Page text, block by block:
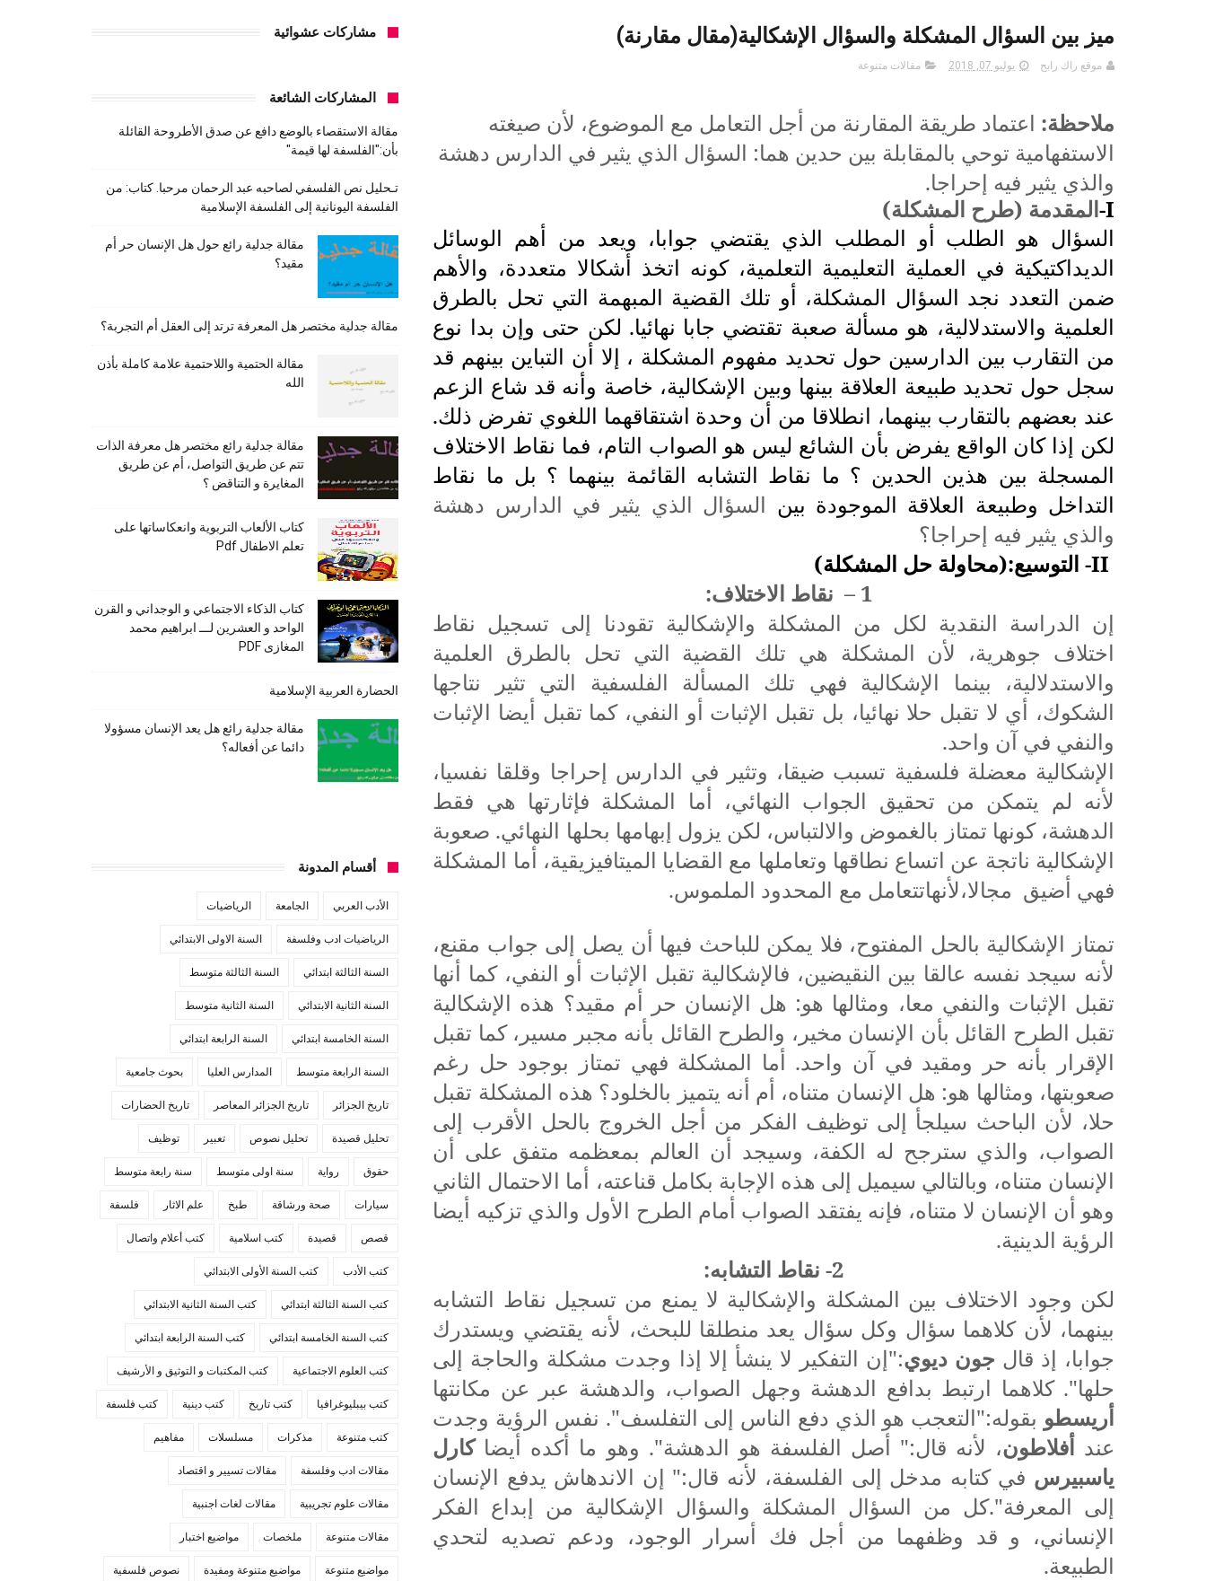
ميز بين السؤال المشكلة والسؤال الإشكالية(مقال مقارنة)
موقع راك رابح يوليو 07, 2018 مقالات متنوعة
ملاحظة: اعتماد طريقة المقارنة من أجل التعامل مع الموضوع، لأن صيغته
الاستفهامية توحي بالمقابلة بين حدين هما: السؤال الذي يثير في الدارس دهشة
والذي يثير فيه إحراجا.
I
-المقدمة (طرح المشكلة)
السؤال هو الطلب أو المطلب الذي يقتضي جوابا، ويعد من أهم الوسائل
الديداكتيكية في العملية التعليمية التعلمية، كونه اتخذ أشكالا متعددة، والأهم
ضمن التعدد نجد السؤال المشكلة، أو تلك القضية المبهمة التي تحل بالطرق
العلمية والاستدلالية، هو مسألة صعبة تقتضي جابا نهائيا. لكن حتى وإن بدا نوع
من التقارب بين الدارسين حول تحديد مفهوم المشكلة ، إلا أن التباين بينهم قد
سجل حول تحديد طبيعة العلاقة بينها وبين الإشكالية، خاصة وأنه قد شاع الزعم
عند بعضهم بالتقارب بينهما، انطلاقا من أن وحدة اشتقاقهما اللغوي تفرض ذلك.
لكن إذا كان الواقع يفرض بأن الشائع ليس هو الصواب التام، فما نقاط الاختلاف
المسجلة بين هذين الحدين ؟ ما نقاط التشابه القائمة بينهما ؟ بل ما نقاط
التداخل وطبيعة العلاقة الموجودة بين السؤال الذي يثير في الدارس دهشة
والذي يثير فيه إحراجا؟
II
- التوسيع:(محاولة حل المشكلة)
1 –
نقاط الاختلاف:
إن الدراسة النقدية لكل من المشكلة والإشكالية تقودنا إلى تسجيل نقاط
اختلاف جوهرية، لأن المشكلة هي تلك القضية التي تحل بالطرق العلمية
والاستدلالية، بينما الإشكالية فهي تلك المسألة الفلسفية التي تثير نتاجها
الشكوك، أي لا تقبل حلا نهائيا، بل تقبل الإثبات أو النفي، كما تقبل أيضا الإثبات
والنفي في آن واحد.
الإشكالية معضلة فلسفية تسبب ضيقا، وتثير في الدارس إحراجا وقلقا نفسيا،
لأنه لم يتمكن من تحقيق الجواب النهائي، أما المشكلة فإثارتها هي فقط
الدهشة، كونها تمتاز بالغموض والالتباس، لكن يزول إبهامها بحلها النهائي. صعوبة
الإشكالية ناتجة عن اتساع نطاقها وتعاملها مع القضايا الميتافيزيقية، أما المشكلة
فهي أضيق مجالا،لأنهاتتعامل مع المحدود الملموس.
تمتاز الإشكالية بالحل المفتوح، فلا يمكن للباحث فيها أن يصل إلى جواب مقنع،
لأنه سيجد نفسه عالقا بين النقيضين، فالإشكالية تقبل الإثبات أو النفي، كما أنها
تقبل الإثبات والنفي معا، ومثالها هو: هل الإنسان حر أم مقيد؟ هذه الإشكالية
تقبل الطرح القائل بأن الإنسان مخير، والطرح القائل بأنه مجبر مسير، كما تقبل
الإقرار بأنه حر ومقيد في آن واحد. أما المشكلة فهي تمتاز بوجود حل رغم
صعوبتها، ومثالها هو: هل الإنسان متناه، أم أنه يتميز بالخلود؟ هذه المشكلة تقبل
حلا، لأن الباحث سيلجأ إلى توظيف الفكر من أجل الخروج بالحل الأقرب إلى
الصواب، والذي سترجح له الكفة، وسيجد أن العالم بمعظمه متفق على أن
الإنسان متناه، وبالتالي سيميل إلى هذه الإجابة بكامل قناعته، أما الاحتمال الثاني
وهو أن الإنسان لا متناه، فإنه يفتقد الصواب أمام الطرح الأول والذي تزكيه أيضا
الرؤية الدينية.
2- نقاط التشابه:
لكن وجود الاختلاف بين المشكلة والإشكالية لا يمنع من تسجيل نقاط التشابه
بينهما، لأن كلاهما سؤال وكل سؤال يعد منطلقا للبحث، لأنه يقتضي ويستدرك
جوابا، إذ قال جون ديوي:"إن التفكير لا ينشأ إلا إذا وجدت مشكلة والحاجة إلى
حلها". كلاهما ارتبط بدافع الدهشة وجهل الصواب، والدهشة عبر عن مكانتها
أريسطو بقوله:"التعجب هو الذي دفع الناس إلى التفلسف". نفس الرؤية وجدت
عندأفلاطون، لأنه قال:" أصل الفلسفة هو الدهشة". وهو ما أكده أيضاكارل
ياسبيرس في كتابه مدخل إلى الفلسفة، لأنه قال:" إن الاندهاش يدفع الإنسان
إلى المعرفة".كل من السؤال المشكلة والسؤال الإشكالية من إبداع الفكر
الإنساني، و قد وظفهما من أجل فك أسرار الوجود، ودعم تصديه لتحدي
الطبيعة.
مشاركات عشوائية
المشاركات الشائعة
مقالة الاستقصاء بالوضع دافع عن صدق الأطروحة القائلة
بأن:"الفلسفة لها قيمة"
تـحليل نص الفلسفي لصاحبه عبد الرحمان مرحبا. كتاب: من
الفلسفة اليونانية إلى الفلسفة الإسلامية
مقالة جدلية رائع حول هل الإنسان حر أم
مقيد؟
مقالة جدلية مختصر هل المعرفة ترتد إلى العقل أم التجربة؟
مقالة الحتمية واللاحتمية علامة كاملة بأذن
الله
مقالة جدلية رائع مختصر هل معرفة الذات
تتم عن طريق التواصل، أم عن طريق
المغايرة و التناقض ؟
كتاب الألعاب التربوية وانعكاساتها على
تعلم الاطفال Pdf
كتاب الذكاء الاجتماعي و الوجداني و القرن
الواحد و العشرين لـــ ابراهيم محمد
المغازى PDF
الحضارة العربية الإسلامية
مقالة جدلية رائع هل يعد الإنسان مسؤولا
دائما عن أفعاله؟
أقسام المدونة
الأدب العربي الجامعة الرياضيات
الرياضيات ادب وفلسفة السنة الاولى الابتدائي
السنة الثالثة ابتدائي السنة الثالثة متوسط
السنة الثانية الابتدائي السنة الثانية متوسط
السنة الخامسة ابتدائي السنة الرابعة ابتدائي
السنة الرابعة متوسط المدارس العليا بحوث جامعية
تاريخ الجزائر تاريخ الجزائر المعاصر تاريخ الحضارات
تحليل قصيدة تحليل نصوص تعبير توظيف
حقوق رواية سنة اولى متوسط سنة رابعة متوسط
سيارات صحة ورشاقة طبخ علم الاثار فلسفة
قصص قصيدة كتب اسلامية كتب أعلام واتصال
كتب الأدب كتب السنة الأولى الابتدائي
كتب السنة الثالثة ابتدائي كتب السنة الثانية الابتدائي
كتب السنة الخامسة ابتدائي كتب السنة الرابعة ابتدائي
كتب العلوم الاجتماعية كتب المكتبات و التوثيق و الأرشيف
كتب بيبليوغرافيا كتب تاريخ كتب دينية كتب فلسفة
كتب متنوعة مذكرات مسلسلات مفاهيم
مقالات ادب وفلسفة مقالات تسيير و اقتصاد
مقالات علوم تجريبية مقالات لغات اجنبية
مقالات متنوعة ملخصات مواضيع اختبار
مواضيع متنوعة مواضيع متنوعة ومفيدة نصوص فلسفية